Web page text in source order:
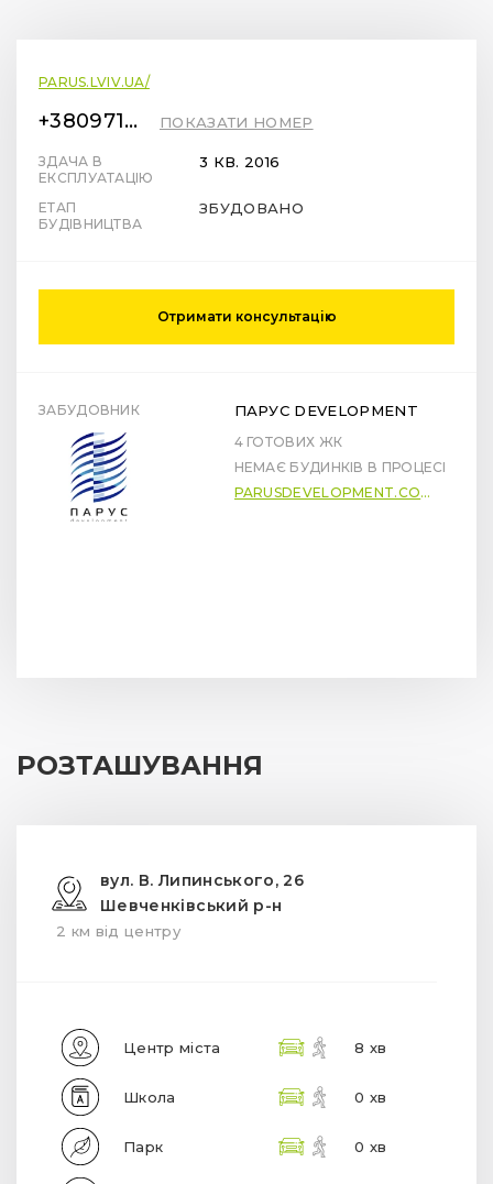
PARUS.LVIV.UA/
+380971737577 ПОКАЗАТИ НОМЕР
ЗДАЧА В
ЕКСПЛУАТАЦІЮ
3 КВ. 2016
ЕТАП
БУДІВНИЦТВА
ЗБУДОВАНО
Отримати консультацію
ЗАБУДОВНИК ПАРУС DEVELOPMENT
4 ГОТОВИХ ЖК
НЕМАЄ БУДИНКІВ В ПРОЦЕСІ
PARUSDEVELOPMENT.COM
РОЗТАШУВАННЯ
вул. В. Липинського, 26
Шевченківський р-н
2 км від центру
Центр міста 8 хв
Школа 0 хв
Парк 0 хв